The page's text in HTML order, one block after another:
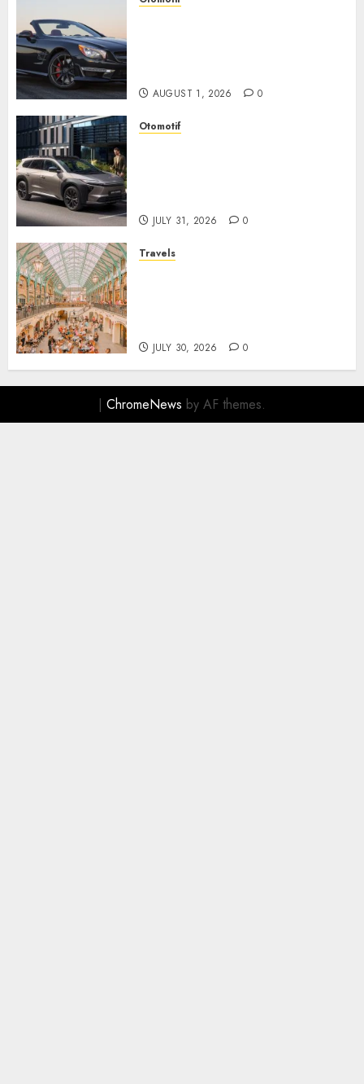
AUGUST 1, 2026 0
Otomotif
JULY 31, 2026 0
Travels
JULY 30, 2026 0
| ChromeNews by AF themes.